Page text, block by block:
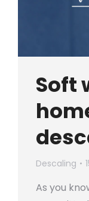
Soft
Descaling
As you